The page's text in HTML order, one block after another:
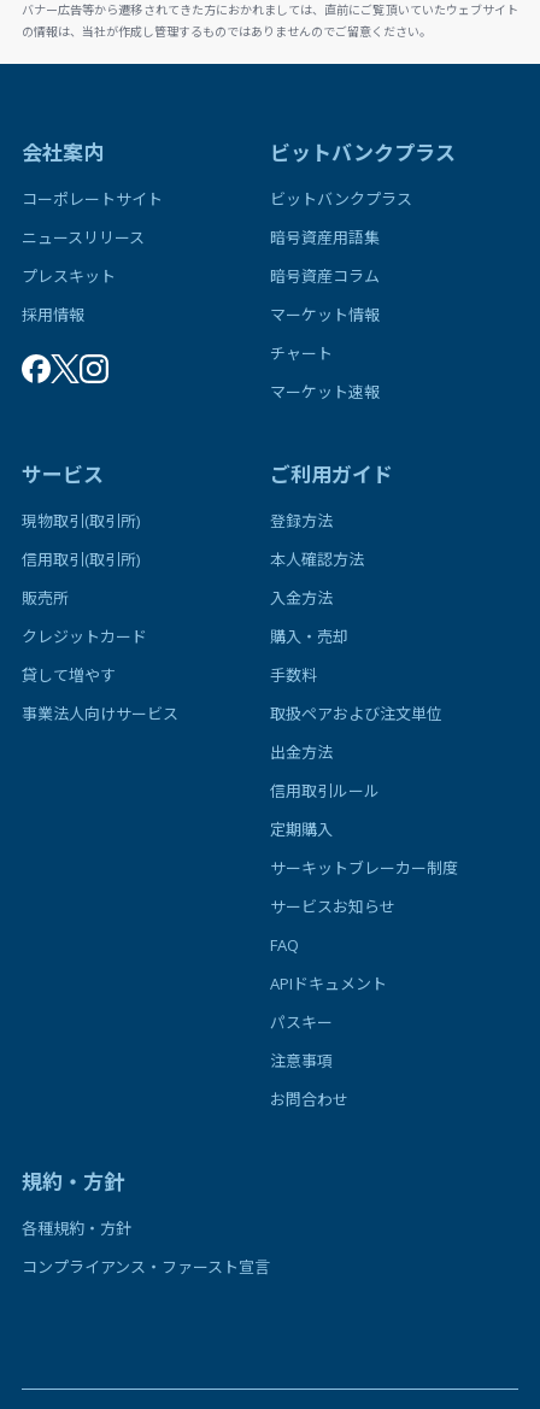
バナー広告等から遷移されてきた方におかれましては、直前にご覧頂いていたウェブサイト
の情報は、当社が作成し管理するものではありませんのでご留意ください。
会社案内
コーポレートサイト
ニュースリリース
プレスキット
採用情報
ビットバンクプラス
ビットバンクプラス
暗号資産用語集
暗号資産コラム
マーケット情報
チャート
マーケット速報
サービス
現物取引(取引所)
信用取引(取引所)
販売所
クレジットカード
貸して増やす
事業法人向けサービス
ご利用ガイド
登録方法
本人確認方法
入金方法
購入・売却
手数料
取扱ペアおよび注文単位
出金方法
信用取引ルール
定期購入
サーキットブレーカー制度
サービスお知らせ
FAQ
APIドキュメント
パスキー
注意事項
お問合わせ
規約・方針
各種規約・方針
コンプライアンス・ファースト宣言